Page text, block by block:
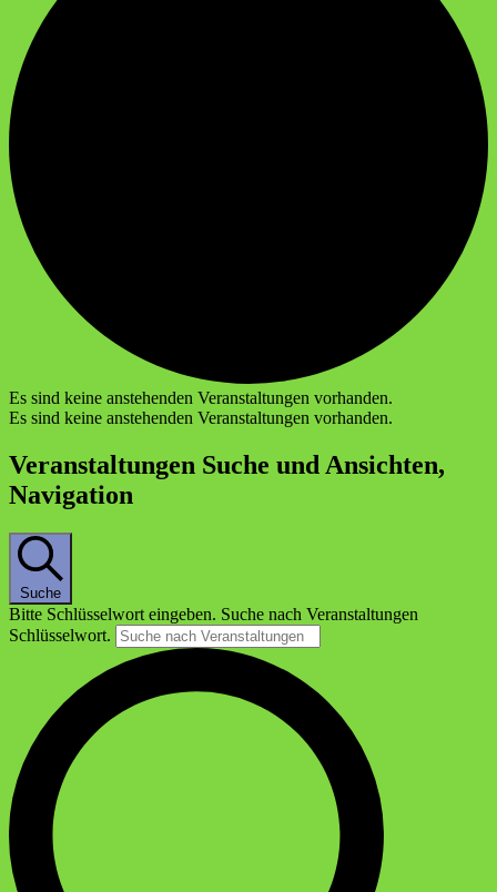
Es sind keine anstehenden Veranstaltungen vorhanden.
Es sind keine anstehenden Veranstaltungen vorhanden.
Veranstaltungen Suche und Ansichten,
Navigation
Suche
Bitte Schlüsselwort eingeben. Suche nach Veranstaltungen
Schlüsselwort.